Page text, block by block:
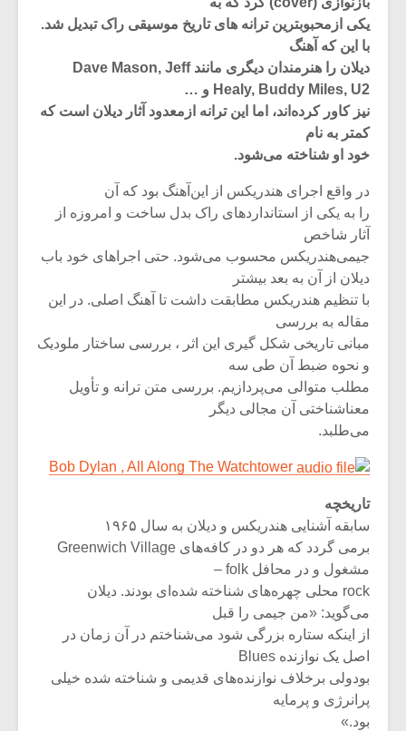
یکی‌ ازمحبوبترین‌ ترانه‌ های‌ تاریخ‌ موسیقی راک‌ تبدیل‌ شد.
با این‌ که‌ آهنگ‌
دیلان‌ را هنرمندان‌ دیگری‌ مانند Dave Mason, Jeff
Healy, Buddy Miles, U2 و …
نیز کاور کرده‌اند، اما این‌ ترانه‌ ازمعدود آثار دیلان‌ است‌ که‌
کمتر به‌ نام‌
خود او شناخته‌ می‌شود.
در واقع‌ اجرای‌ هندریکس‌ از این‌آهنگ‌ بود که‌ آن‌
را به‌ یکی‌ از استانداردهای‌ راک‌ بدل‌ ساخت‌ و امروزه‌ از
آثار شاخص‌
جیمی‌هندریکس‌ محسوب‌ می‌شود. حتی‌ اجراهای‌ خود باب‌
دیلان‌ از آن‌ به‌ بعد بیشتر
با تنظیم‌ هندریکس‌ مطابقت‌ داشت‌ تا آهنگ‌ اصلی‌. در این‌
مقاله‌ به‌ بررسی‌
مبانی‌ تاریخی‌ شکل ‌گیری‌ این‌ اثر ، بررسی‌ ساختار ملودیک‌
و نحوه ضبط آن طی سه
مطلب متوالی می‌پردازیم‌. بررسی‌ متن‌ ترانه‌ و تأویل‌
معناشناختی‌ آن‌ مجالی‌ دیگر
می‌طلبد.
تاریخچه‌
سابقه‌ آشنایی‌ هندریکس‌ و دیلان‌ به‌ سال‌ ۱۹۶۵
برمی‌ گردد که‌ هر دو در کافه‌های‌ Greenwich Village
مشغول‌ و در محافل‌ folk –
rock محلی‌ چهره‌های‌ شناخته‌ شده‌ای‌ بودند. دیلان‌
می‌گوید: «من‌ جیمی‌ را قبل‌
از اینکه‌ ستاره‌ بزرگی‌ شود می‌شناختم‌ در آن‌ زمان‌ در
اصل‌ یک‌ نوازنده‌ Blues
بودولی‌ برخلاف‌ نوازنده‌های‌ قدیمی‌ و شناخته‌ شده‌ خیلی‌
پرانرژی‌ و پرمایه‌
بود.»
یادداشتی بر موسیقی
متن فیلم «متری
شیش و نیم»
اگر نمی توانی
مشهورترین باشی،
بدنام ترین باش
دوره